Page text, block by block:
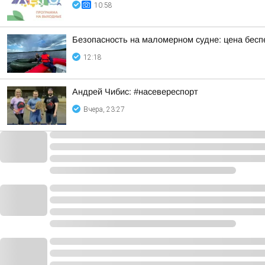
10:58
Безопасность на маломерном судне: цена
12:18
Андрей Чибис: #насевереспорт
Вчера, 23:27